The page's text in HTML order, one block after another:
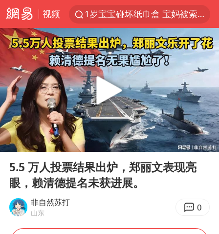
视频
1岁宝宝碰坏纸巾盒 宝妈被索赔924元
Meta被判支付5.67亿美元
台风白海豚逼近 暴雨大暴雨来袭
47岁妈妈突然产女 26岁女儿：很震惊
OpenAI为免费用户升级GPT-5.6 Luna
日本广岛民众举行游行反对政府行径
21楼高空抛物嫌疑人被拘留
实探山东最热的“中国蔬菜之乡”
台风白海豚最新路径研判来了
Play
00:00 13:18
5.5 万人投票结果出炉，郑丽文表现亮
眼，赖清德提名未获进展。
非自然苏打
山东 0